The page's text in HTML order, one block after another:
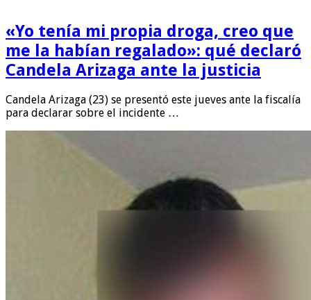
«Yo tenía mi propia droga, creo que
me la habían regalado»: qué declaró
Candela Arizaga ante la justicia
Candela Arizaga (23) se presentó este jueves ante la fiscalía
para declarar sobre el incidente …